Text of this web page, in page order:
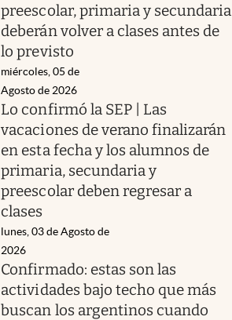
preescolar, primaria y secundaria
deberán volver a clases antes de
lo previsto
miércoles, 05 de
Agosto de 2026
Lo confirmó la SEP | Las
vacaciones de verano finalizarán
en esta fecha y los alumnos de
primaria, secundaria y
preescolar deben regresar a
clases
lunes, 03 de Agosto de
2026
Confirmado: estas son las
actividades bajo techo que más
buscan los argentinos cuando